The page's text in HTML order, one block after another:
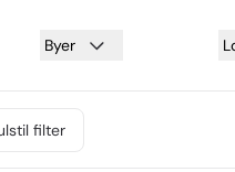
Byer
filter